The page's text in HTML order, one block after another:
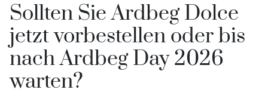
Sollten Sie Ardbeg Dolce
jetzt vorbestellen oder bis
nach Ardbeg Day 2026
warten?